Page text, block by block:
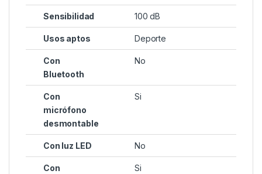
Sensibilidad 100 dB
Usos aptos Deporte
Con
Bluetooth
No
Con
micrófono
desmontable
Si
Con luz LED No
Con
Si